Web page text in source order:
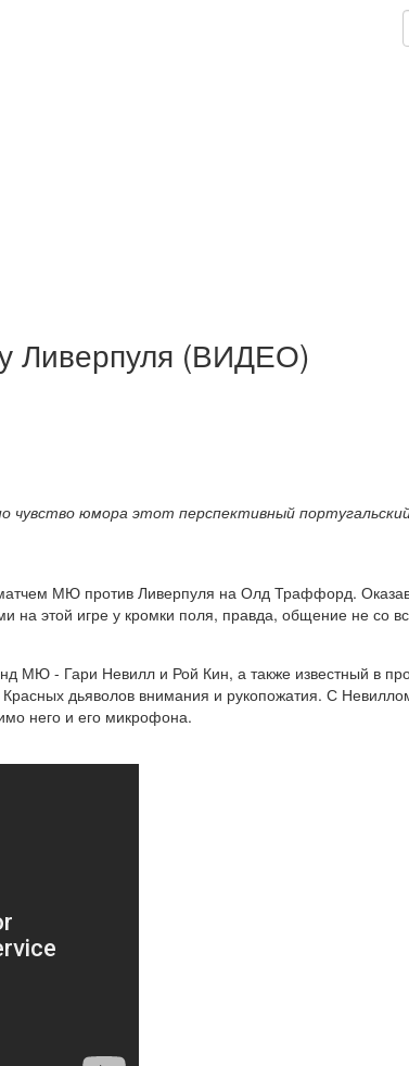
Ливерпуля (ВИДЕО)
чувство юмора этот перспективный
МЮ против Ливерпуля на Олд Траффорд.
на этой игре у кромки поля, правда, общение не со
МЮ - Гари Невилл и Рой Кин, а также известный в
дьяволов внимания и рукопожатия. С
него и его микрофона.